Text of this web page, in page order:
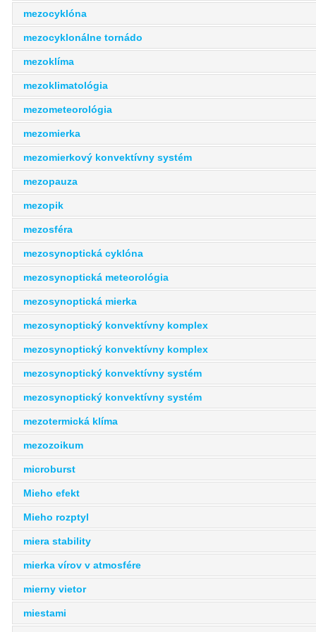
mezocyklóna
mezocyklonálne tornádo
mezoklíma
mezoklimatológia
mezometeorológia
mezomierka
mezomierkový konvektívny systém
mezopauza
mezopik
mezosféra
mezosynoptická cyklóna
mezosynoptická meteorológia
mezosynoptická mierka
mezosynoptický konvektívny komplex
mezosynoptický konvektívny komplex
mezosynoptický konvektívny systém
mezosynoptický konvektívny systém
mezotermická klíma
mezozoikum
microburst
Mieho efekt
Mieho rozptyl
miera stability
mierka vírov v atmosfére
mierny vietor
miestami